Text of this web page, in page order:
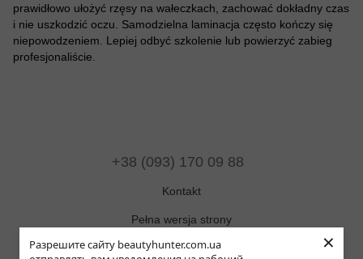
Разрешите сайту beautyhunter.com.ua
×
prawidłowo ułożyć rzęsy na wałeczkach, zachować dokładny czas
i nie uszkodzić oczu. Samodzielna laminacja często kończy się
niepowodzeniem. Lepiej odbyć szkolenie lub powierzyć zabieg
profesjonaliście.
+38 (093) 170 09 88
Kontakt
Pełna wersja strony
Mapa strony